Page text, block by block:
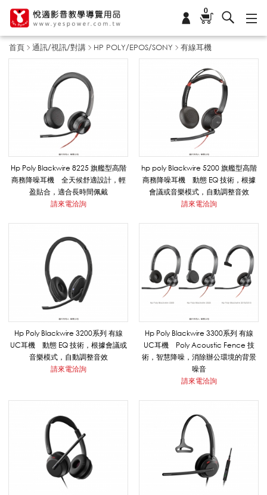
0
首頁 通訊/視訊/對講 HP POLY/EPOS/SONY 有線耳機
耳
P
Hp Poly Blackwire 8225 旗艦型高階
商務降噪耳機 全天候舒適設計，輕
盈貼合，適合長時間佩戴
請來電洽詢
hp poly Blackwire 5200 旗艦型高階
商務降噪耳機 動態 EQ 技術，根據
會議或音樂模式，自動調整音效
請來電洽詢
Hp Poly Blackwire 3200系列 有線
UC耳機 動態 EQ 技術，根據會議或
音樂模式，自動調整音效
請來電洽詢
Hp Poly Blackwire 3300系列 有線
UC耳機 Poly Acoustic Fence 技
術，智慧降噪，消除辦公環境的背景
噪音
請來電洽詢